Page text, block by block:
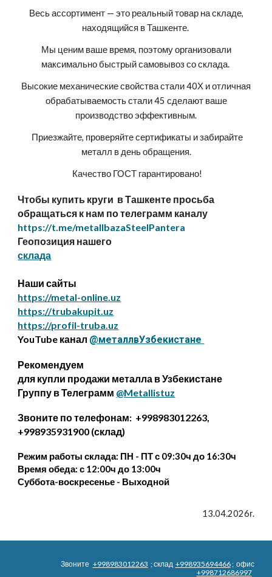
Весь ассортимент — это реальный товар на складе,
находящийся в Ташкенте.
Мы ценим ваше время, поэтому организовали
максимально быстрый самовывоз со склада.
Высокие механические свойства стали 40Х и отличная
обрабатываемость стали 45 сделают ваше
производство эффективным.
Приезжайте, проверяйте сертификаты и забирайте
металл в день обращения.
Качество ГОСТ гарантировано!
Чтобы купить круги в Ташкенте просьба
обращаться к нам по телеграмм каналу
https://t.me/metallbazaSteelPantera
Геопозиция нашего
склада
Наши сайты
https://metal-online.uz
https://trubakupit.uz
https://profil-truba.uz
YouTube канал @металлвУзбекистане
Рекомендуем
для купли продажи металла в Узбекистане
Группу в Телеграмм @Metallistuz
Звоните по телефонам: +998983012263,
+998935931900 (склад)
Режим работы склада: ПН - ПТ с 09:30ч до 16:30ч
Время обеда: с 12:00ч до 13:00ч
Суббота-воскресенье - Выходной
13.04.2026г.
Звоните +998983012263 ; склад +998935694466; офис
+998712686997